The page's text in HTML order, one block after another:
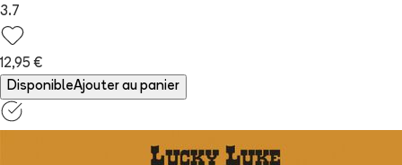
3.7
12,95 €
DisponibleAjouter au panier